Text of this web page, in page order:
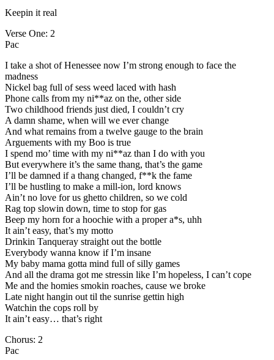
Keepin it real
Verse One: 2
Pac
I take a shot of Henessee now I’m strong enough to face the
madness
Nickel bag full of sess weed laced with hash
Phone calls from my ni**az on the, other side
Two childhood friends just died, I couldn’t cry
A damn shame, when will we ever change
And what remains from a twelve gauge to the brain
Arguements with my Boo is true
I spend mo’ time with my ni**az than I do with you
But everywhere it’s the same thang, that’s the game
I’ll be damned if a thang changed, f**k the fame
I’ll be hustling to make a mill-ion, lord knows
Ain’t no love for us ghetto children, so we cold
Rag top slowin down, time to stop for gas
Beep my horn for a hoochie with a proper a*s, uhh
It ain’t easy, that’s my motto
Drinkin Tanqueray straight out the bottle
Everybody wanna know if I’m insane
My baby mama gotta mind full of silly games
And all the drama got me stressin like I’m hopeless, I can’t cope
Me and the homies smokin roaches, cause we broke
Late night hangin out til the sunrise gettin high
Watchin the cops roll by
It ain’t easy… that’s right
Chorus: 2
Pac